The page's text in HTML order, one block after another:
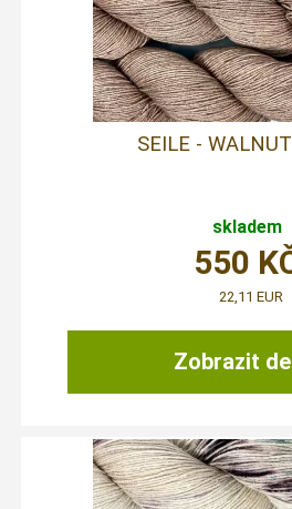
SEILE -
skladem
Zobrazit
550
22,11 EUR